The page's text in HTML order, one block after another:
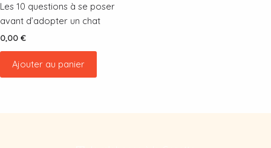
Les 10 questions à se poser
avant d’adopter un chat
0,00 €
Ajouter au panier